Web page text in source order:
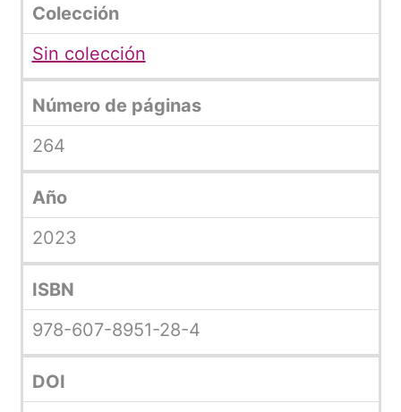
Colección
Sin colección
Número de páginas
264
Año
2023
ISBN
978-607-8951-28-4
DOI